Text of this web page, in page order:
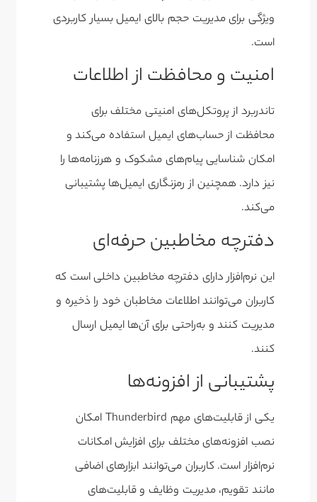
ویژگی برای مدیریت حجم بالای ایمیل بسیار کاربردی
است.
امنیت و محافظت از اطلاعات
تاندربرد از پروتکل‌های امنیتی مختلف برای
محافظت از حساب‌های ایمیل استفاده می‌کند و
امکان شناسایی پیام‌های مشکوک و هرزنامه‌ها را
نیز دارد. همچنین از رمزنگاری ایمیل‌ها پشتیبانی
می‌کند.
دفترچه مخاطبین حرفه‌ای
این نرم‌افزار دارای دفترچه مخاطبین داخلی است که
کاربران می‌توانند اطلاعات مخاطبان خود را ذخیره و
مدیریت کنند و به‌راحتی برای آن‌ها ایمیل ارسال
کنند.
پشتیبانی از افزونه‌ها
یکی از قابلیت‌های مهم Thunderbird امکان
نصب افزونه‌های مختلف برای افزایش امکانات
نرم‌افزار است. کاربران می‌توانند ابزارهای اضافی
مانند تقویم، مدیریت وظایف و قابلیت‌های